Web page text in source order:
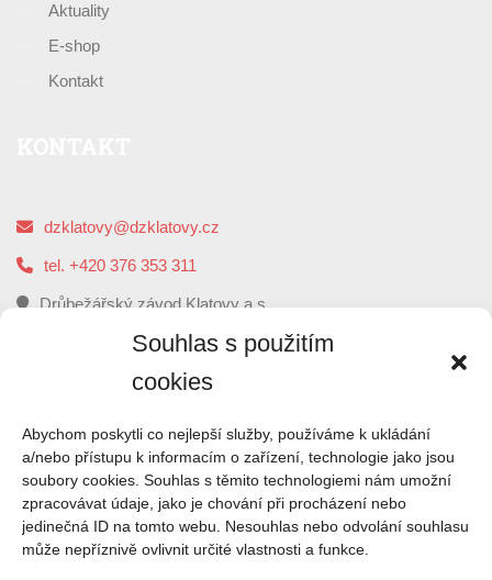
Souhlas s použitím
cookies
Abychom poskytli co nejlepší služby, používáme k ukládání
a/nebo přístupu k informacím o zařízení, technologie jako jsou
soubory cookies. Souhlas s těmito technologiemi nám umožní
zpracovávat údaje, jako je chování při procházení nebo
jedinečná ID na tomto webu. Nesouhlas nebo odvolání souhlasu
může nepříznivě ovlivnit určité vlastnosti a funkce.
Aktuality
E-shop
Kontakt
dzklatovy@dzklatovy.cz
tel. +420 376 353 311
Drůbežářský závod Klatovy a.s.
5. května 112, 339 01 Klatovy
ONÁS
Drůbežářský závod Klatovy je druhým největším
zpracovatelem kuřecího masa a výrobce uzenin z kuřecího
masa v České republice.